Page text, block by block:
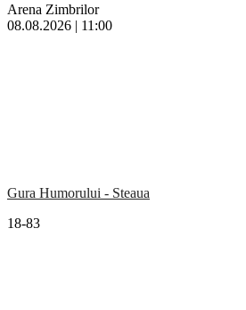
Arena Zimbrilor
08.08.2026 | 11:00
Gura Humorului - Steaua
18-83